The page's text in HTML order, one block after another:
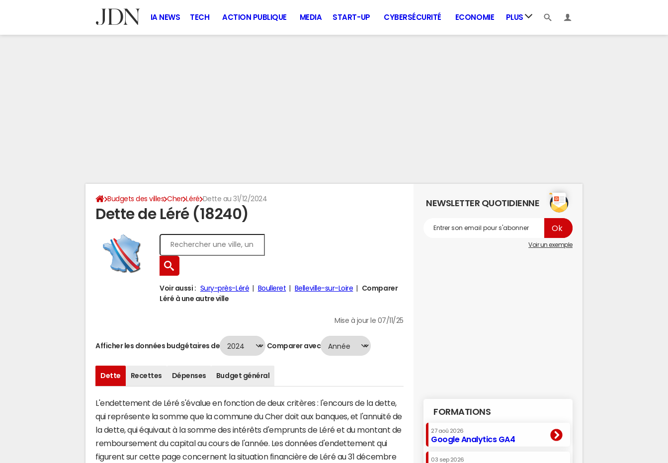
IA NEWS TECH ACTION PUBLIQUE MEDIA START-UP CYBERSÉCURITÉ ECONOMIE PLUS
Budgets des villes Cher Léré Dette au 31/12/2024
Dette de Léré (18240)
Voir aussi : Sury-près-Léré Boulleret Belleville-sur-Loire
Comparer
Léré à une autre ville
Mise à jour le 07/11/25
Afficher les données budgétaires de Comparer avec
Dette Recettes Dépenses Budget général
L'endettement de Léré s'évalue en fonction de deux critères : l'encours de la dette,
qui représente la somme que la commune du Cher doit aux banques, et l'annuité de
la dette, qui équivaut à la somme des intérêts d'emprunts de Léré et du montant de
remboursement du capital au cours de l'année. Les données d'endettement qui
figurent sur cette page concernent la situation financière de Léré au 31 décembre
NEWSLETTER QUOTIDIENNE
Voir un exemple
FORMATIONS
27 aoû 2026
Google Analytics GA4
03 sep 2026